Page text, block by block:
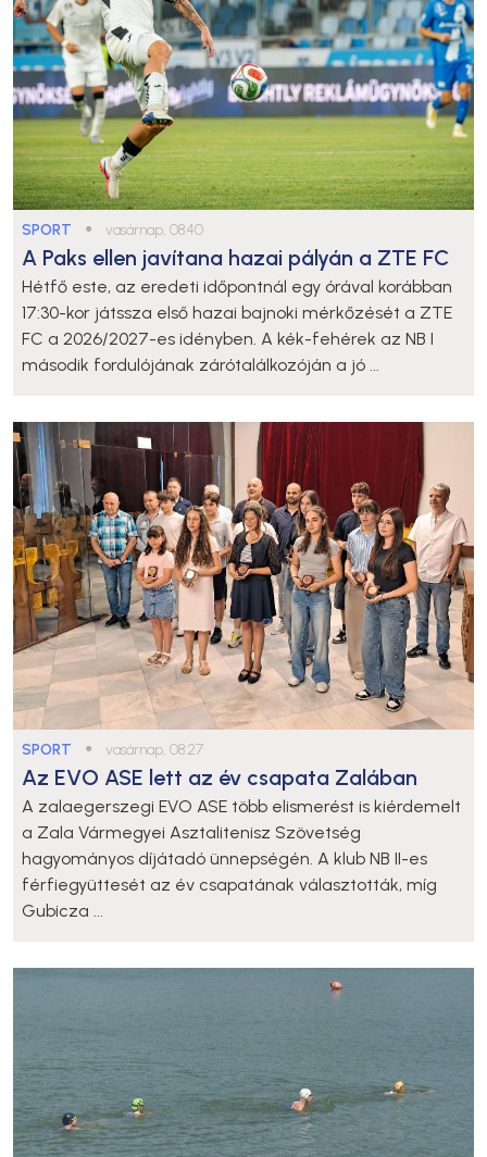
SPORT ● vasárnap, 08:40
A Paks ellen javítana hazai pályán a ZTE FC
Hétfő este, az eredeti időpontnál egy órával korábban
17:30-kor játssza első hazai bajnoki mérkőzését a ZTE
FC a 2026/2027-es idényben. A kék-fehérek az NB I
második fordulójának zárótalálkozóján a jó ...
SPORT ● vasárnap, 08:27
Az EVO ASE lett az év csapata Zalában
A zalaegerszegi EVO ASE több elismerést is kiérdemelt
a Zala Vármegyei Asztalitenisz Szövetség
hagyományos díjátadó ünnepségén. A klub NB II-es
férfiegyüttesét az év csapatának választották, míg
Gubicza ...